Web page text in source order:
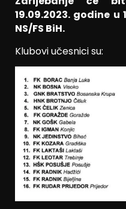
19.09.2023. godine
NS/FS BiH.
Klubovi učesnici su: